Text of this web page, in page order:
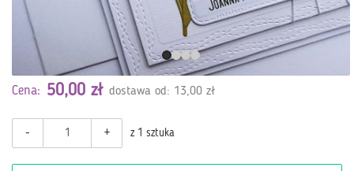
Cena: 50,00 zł dostawa od: 13,00 zł
- + z 1 sztuka